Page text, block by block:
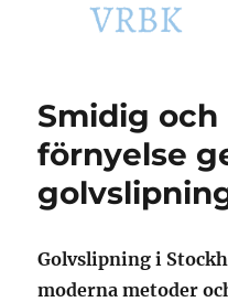
Smidig och
förnyelse
Golvslipning i
moderna metoder